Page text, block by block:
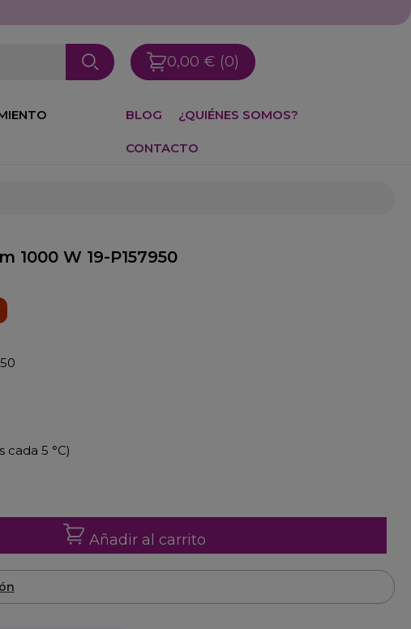
0,00 € (0)
BLOG ¿QUIÉNES SOMOS?
CONTACTO
1000 W 19-P157950
cada 5 °C)
Añadir al carrito